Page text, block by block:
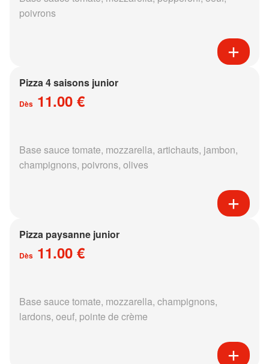
poivrons
Pizza 4 saisons junior
Dès 11.00 €
Base sauce tomate, mozzarella, artichauts, jambon,
champignons, poivrons, olives
Pizza paysanne junior
Dès 11.00 €
Base sauce tomate, mozzarella, champignons,
lardons, oeuf, pointe de crème